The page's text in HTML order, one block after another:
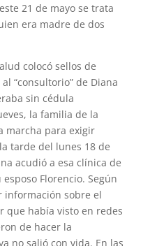
21 de mayo se trata
era madre de dos
colocó sellos de
“consultorio” de Diana
sin cédula
la familia de la
marcha para exigir
tarde del lunes 18 de
acudió a esa clínica de
Florencio. Según
información sobre el
que había visto en redes
de hacer la
no salió con vida. En las